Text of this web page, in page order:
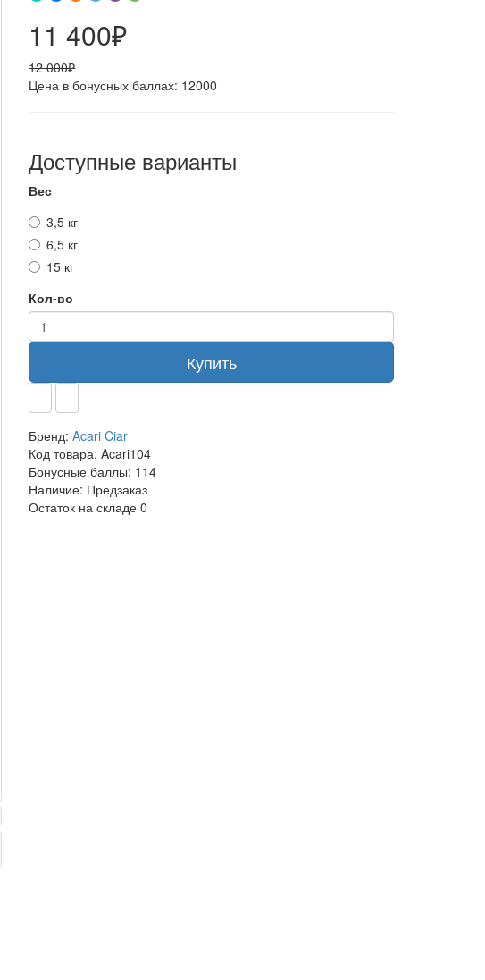
11 400₽
12 000₽
Цена в бонусных баллах: 12000
Доступные варианты
Вес
3,5 кг
6,5 кг
15 кг
Кол-во
Купить
Бренд: Acari Ciar
Код товара: Acari104
Бонусные баллы: 114
Наличие: Предзаказ
Остаток на складе 0